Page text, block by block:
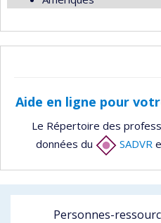
Aide en ligne pour
Le Répertoire des
données du
SADVR
Personnes-